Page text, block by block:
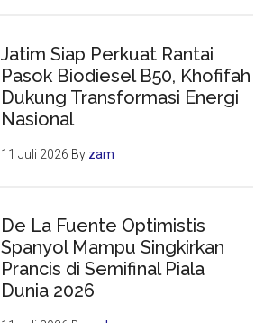
Jatim Siap Perkuat Rantai
Pasok Biodiesel B50, Khofifah
Dukung Transformasi Energi
Nasional
11 Juli 2026 By zam
De La Fuente Optimistis
Spanyol Mampu Singkirkan
Prancis di Semifinal Piala
Dunia 2026